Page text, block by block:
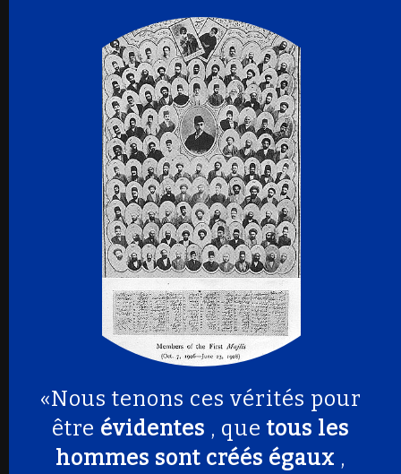
«Nous tenons ces vérités pour
être évidentes , quetous les
hommes sont créés égaux ,